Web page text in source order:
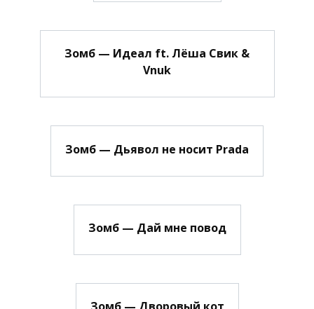
Зомб — Идеал ft. Лёша Свик &
Vnuk
Зомб — Дьявол не носит Prada
Зомб — Дай мне повод